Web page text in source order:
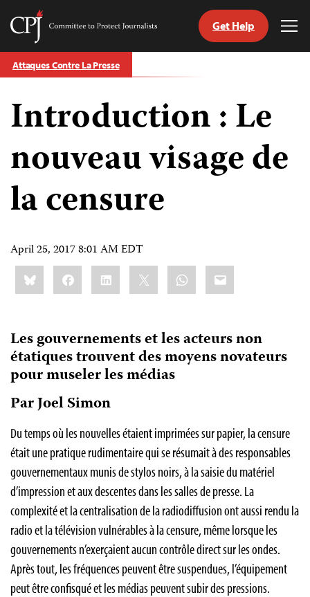
Skip
to
Committee
Protect
Journalists
Get Help
Attaques Contre La Presse
Introduction : Le
nouveau visage de
la censure
April 25, 2017 8:01 AM EDT
Share
this:BlueskyFacebookLinkedIn WhatsApp
Email
Les gouvernements et les acteurs non
étatiques trouvent des moyens novateurs
pour museler les médias
Par Joel Simon
Du temps où les nouvelles étaient imprimées sur papier, la censure
était une pratique rudimentaire qui se résumait à des responsables
gouvernementaux munis de stylos noirs, à la saisie du matériel
d’impression et aux descentes dans les salles de presse. La
complexité et la centralisation de la radiodiffusion ont aussi rendu la
radio et la télévision vulnérables à la censure, même lorsque les
gouvernements n’exerçaient aucun contrôle direct sur les ondes.
Après tout, les fréquences peuvent être suspendues, l’équipement
peut être confisqué et les médias peuvent subir des pressions.